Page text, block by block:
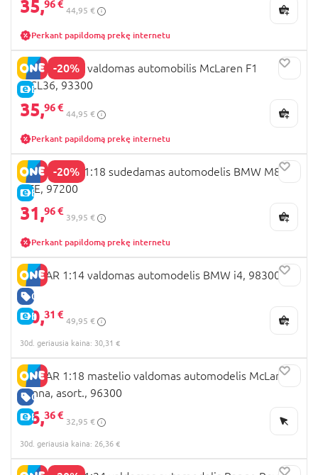
35,96 €
44,95 €
Perkant papildomą prekę internetu
-20%
E-KAINA
RASTAR 1:18 valdomas automobilis McLaren F1
MCL36, 93300
35,96 €
44,95 €
Perkant papildomą prekę internetu
-20%
E-KAINA
RASTAR R/C 1:18 sudedamas automodelis BMW M8
GTE, 97200
31,96 €
39,95 €
Perkant papildomą prekę internetu
GERA KAINA
E-KAINA
RASTAR 1:14 valdomas automodelis BMW i4, 98300
30,31 €
49,95 €
30d. geriausia kaina: 30,31 €
GERA KAINA
E-KAINA
RASTAR 1:18 mastelio valdomas automodelis McLaren
Senna, asort., 96300
26,36 €
32,95 €
30d. geriausia kaina: 26,36 €